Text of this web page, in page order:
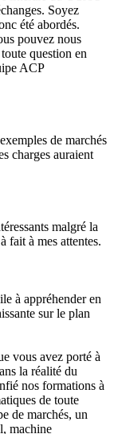
Soyez
été abordés.
pouvez nous
question en
ACP
de marchés
charges auraient
malgré la
fait à mes attentes.
à appréhender en
sur le plan
vous avez porté à
la réalité du
nos formations à
de toute
de marchés, un
machine